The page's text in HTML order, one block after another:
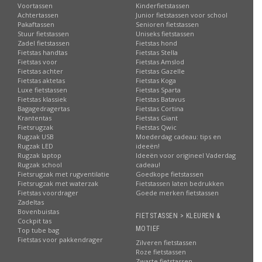
Voortassen
Achtertassen
Pakaftassen
Stuur fietstassen
Zadel fietstassen
Fietstas handtas
Fietstas voor
Fietstas achter
Fietstas aktetas
Luxe fietstassen
Fietstas klassiek
Bagagedragertas
Krantentas
Fietsrugzak
Rugzak USB
Rugzak LED
Rugzak laptop
Rugzak school
Fietsrugzak met rugventilatie
Fietsrugzak met waterzak
Fietstas voordrager
Zadeltas
Bovenbuistas
Cockpit tas
Top tube bag
Fietstas voor pakkendrager
Kinderfietstassen
Junior fietstassen voor school
Senioren fietstassen
Uniseks fietstassen
Fietstas hond
Fietstas Stella
Fietstas Amslod
Fietstas Gazelle
Fietstas Koga
Fietstas Sparta
Fietstas Batavus
Fietstas Cortina
Fietstas Giant
Fietstas Qwic
Moederdag cadeau: tips en
ideeën!
Ideeën voor origineel Vaderdag
cadeau!
Goedkope fietstassen
Fietstassen laten bedrukken
Goede merken fietstassen
FIETSTASSEN > KLEUREN &
MOTIEF
Zilveren fietstassen
Roze fietstassen